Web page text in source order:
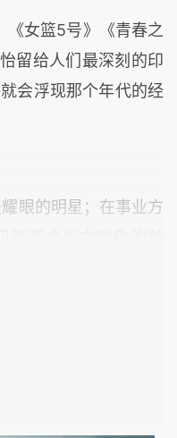
《女篮5号》《青春之
留给人们最深刻的印
会浮现那个年代的经
眼的明星；在事业方
美奋斗者”“中国十大